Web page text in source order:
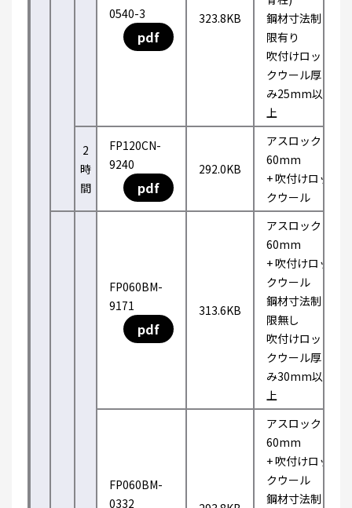
0540-3
pdf
323.8KB
鋼材寸法制
限有り
吹付けロッ
クウール厚
み25mm以
上
2
時
間
FP120CN-
9240
pdf
292.0KB
アスロック
60mm
+ 吹付けロッ
クウール
FP060BM-
9171
pdf
313.6KB
アスロック
60mm
+ 吹付けロッ
クウール
鋼材寸法制
限無し
吹付けロッ
クウール厚
み30mm以
上
FP060BM-
0332
アスロック
60mm
+ 吹付けロッ
クウール
鋼材寸法制